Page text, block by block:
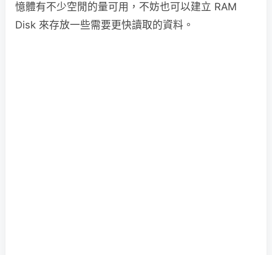
憶體有不少空閒的量可用，不妨也可以建立 RAM
Disk 來存放一些需要更快讀取的資料。